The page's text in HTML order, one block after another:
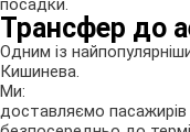
посадки.
Трансфер до
Одним із
Кишинева.
Ми:
доставляємо пасажирів